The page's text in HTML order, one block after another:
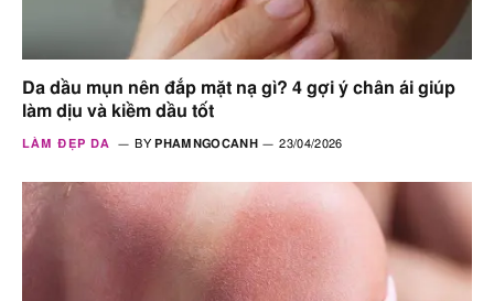
Da dầu mụn nên đắp mặt nạ gì? 4 gợi ý chân ái giúp
làm dịu và kiềm dầu tốt
LÀM ĐẸP DA BY PHAMNGOCANH 23/04/2026